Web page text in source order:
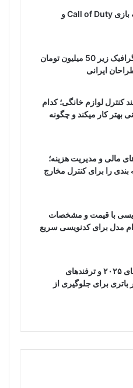
بررسی کامل آخرین نسخه بازی Call of Duty و
بهترین لپتاپ های طراحی گرافیک زیر 50 میلیون تومان
ایرانی
لوازم خانگی؛ کدام
بهتر کار میکند و چگونه
مالی و مدیریت هزینه؛
بندی را برای کنترل مخارج
با قیمت و مشخصات
سال 2026؛ کدام مدل برای کدنویسی سریع
بررسی عمر باتری آیفون های ۲۰۲۵ و ترفندهای
برای جلوگیری از